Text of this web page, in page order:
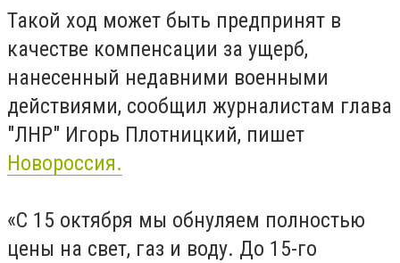
Такой ход может быть предпринят в
качестве компенсации за ущерб,
нанесенный недавними военными
действиями, сообщил журналистам глава
"ЛНР" Игорь Плотницкий, пишет
Новороссия.
«С 15 октября мы обнуляем полностью
цены на свет, газ и воду. До 15-го